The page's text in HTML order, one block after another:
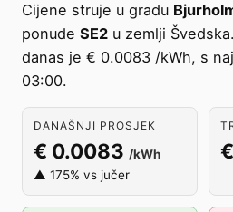
Cijene struje u gradu
ponude SE2 u zemlji
danas je € 0.0083 /kWh, s
03:00.
DANAŠNJI PROSJEK
€ 0.0083 /kWh
▲ 175% vs jučer